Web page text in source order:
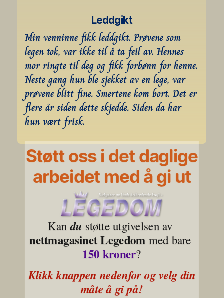
Leddgikt
Min venninne fikk leddgikt. Prøvene som
legen tok, var ikke til å ta feil av. Hennes
mor ringte til deg og fikk forbønn for henne.
Neste gang hun ble sjekket av en lege, var
prøvene blitt fine. Smertene kom bort. Det er
flere år siden dette skjedde. Siden da har
hun vært frisk.
arbeidet med å gi ut
Kan du
nettmagasinet Legedom
150 kroner?
Klikk knappen nedenfor og velg din
måte å gi på!